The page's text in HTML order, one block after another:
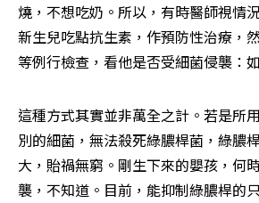
燒，不想吃奶。所以，有時醫師視情
新生兒吃點抗生素，作預防性治療，
等例行檢查，看他是否受細菌侵襲：
這種方式其實並非萬全之計。若是所
別的細菌，無法殺死綠膿桿菌，綠膿
大，貽禍無窮。剛生下來的嬰孩，何
襲，不知道。目前，能抑制綠膿桿的